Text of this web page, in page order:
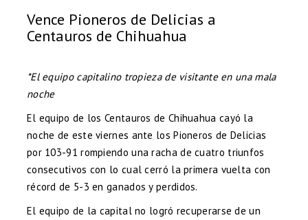
Vence Pioneros de Delicias a
Centauros de Chihuahua
*El equipo capitalino tropieza de visitante en una mala
noche
El equipo de los Centauros de Chihuahua cayó la
noche de este viernes ante los Pioneros de Delicias
por 103-91 rompiendo una racha de cuatro triunfos
consecutivos con lo cual cerró la primera vuelta con
récord de 5-3 en ganados y perdidos.
El equipo de la capital no logró recuperarse de un